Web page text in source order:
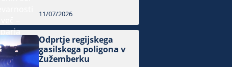
11/07/2026
Odprtje regijskega
gasilskega poligona v
Žužemberku